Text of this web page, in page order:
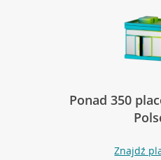
Ponad 350
Znajdź